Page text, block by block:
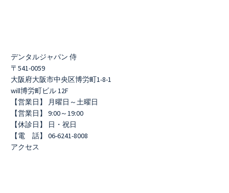
デンタルジャパン 侍
〒541-0059
大阪府大阪市中央区博労町1-8-1
will博労町ビル 12F
【営業日】 月曜日～土曜日
【営業日】 9:00～19:00
【休診日】 日・祝日
【電 話】 06-6241-8008
アクセス